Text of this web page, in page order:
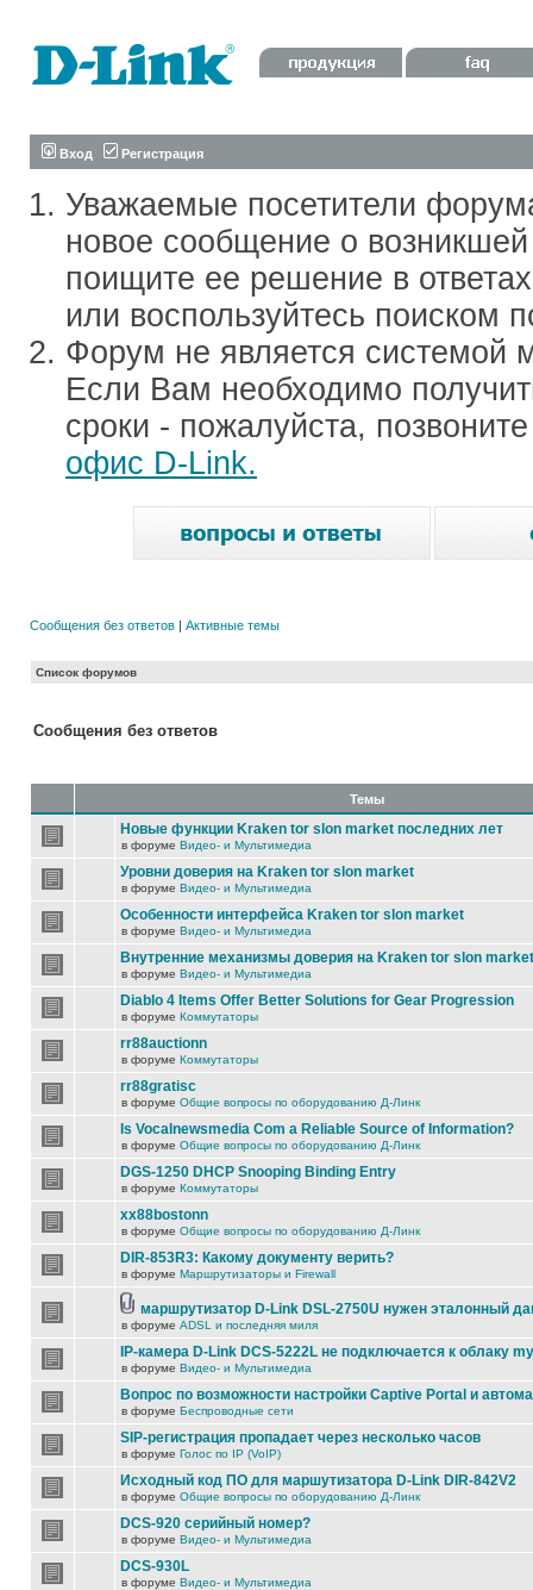
Вход Регистрация
Уважаемые посетители
новое сообщение о
поищите ее решение в
или воспользуйтесь поиском
Форум не является системой
Если Вам необходимо
сроки - пожалуйста,
офис D-Link.
Сообщения без ответов | Активные темы
Список форумов
Сообщения без ответов
Темы
Новые функции Kraken tor slon market последних лет
в форуме Видео- и Мультимедиа
Уровни доверия на Kraken tor slon market
в форуме Видео- и Мультимедиа
Особенности интерфейса Kraken tor slon market
в форуме Видео- и Мультимедиа
Внутренние механизмы доверия на Kraken tor slon market
в форуме Видео- и Мультимедиа
Diablo 4 Items Offer Better Solutions for Gear Progression
в форуме Коммутаторы
rr88auctionn
в форуме Коммутаторы
rr88gratisc
в форуме Общие вопросы по оборудованию Д-Линк
Is Vocalnewsmedia Com a Reliable Source of Information?
в форуме Общие вопросы по оборудованию Д-Линк
DGS-1250 DHCP Snooping Binding Entry
в форуме Коммутаторы
xx88bostonn
в форуме Общие вопросы по оборудованию Д-Линк
DIR-853R3: Какому документу верить?
в форуме Маршрутизаторы и Firewall
маршрутизатор D-Link DSL-2750U нужен эталонный
в форуме ADSL и последняя миля
IP-камера D-Link DCS-5222L не подключается к облаку
в форуме Видео- и Мультимедиа
Вопрос по возможности настройки Captive Portal и
в форуме Беспроводные сети
SIP-регистрация пропадает через несколько часов
в форуме Голос по IP (VoIP)
Исходный код ПО для маршутизатора D-Link DIR-842V2
в форуме Общие вопросы по оборудованию Д-Линк
DCS-920 серийный номер?
в форуме Видео- и Мультимедиа
DCS-930L
в форуме Видео- и Мультимедиа